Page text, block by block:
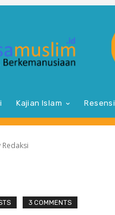
Kajian Islam Resensi
Redaksi
3 COMMENTS